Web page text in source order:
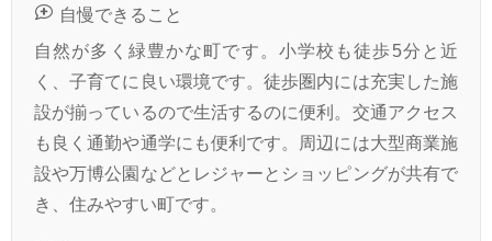
自慢できること
自然が多く緑豊かな町です。小学校も徒歩5分と近
く、子育てに良い環境です。徒歩圏内には充実した施
設が揃っているので生活するのに便利。交通アクセス
も良く通勤や通学にも便利です。周辺には大型商業施
設や万博公園などとレジャーとショッピングが共有で
き、住みやすい町です。